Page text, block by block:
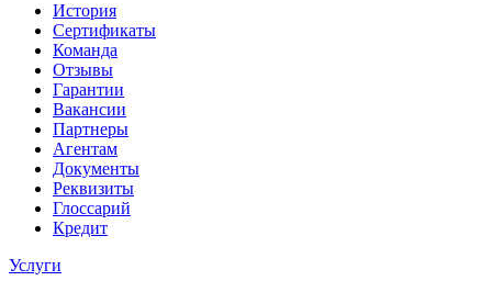
История
Сертификаты
Команда
Отзывы
Гарантии
Вакансии
Партнеры
Агентам
Документы
Реквизиты
Глоссарий
Кредит
Услуги